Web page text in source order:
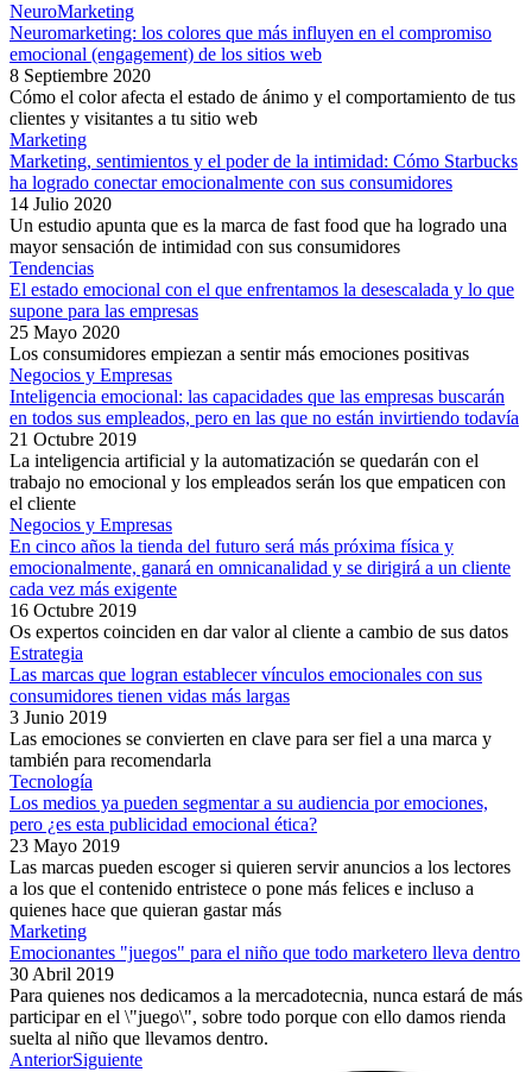
NeuroMarketing
Neuromarketing: los colores que más influyen en el compromiso
emocional (engagement) de los sitios web
8 Septiembre 2020
Cómo el color afecta el estado de ánimo y el comportamiento de tus
clientes y visitantes a tu sitio web
Marketing
Marketing, sentimientos y el poder de la intimidad: Cómo Starbucks
ha logrado conectar emocionalmente con sus consumidores
14 Julio 2020
Un estudio apunta que es la marca de fast food que ha logrado una
mayor sensación de intimidad con sus consumidores
Tendencias
El estado emocional con el que enfrentamos la desescalada y lo que
supone para las empresas
25 Mayo 2020
Los consumidores empiezan a sentir más emociones positivas
Negocios y Empresas
Inteligencia emocional: las capacidades que las empresas buscarán
en todos sus empleados, pero en las que no están invirtiendo todavía
21 Octubre 2019
La inteligencia artificial y la automatización se quedarán con el
trabajo no emocional y los empleados serán los que empaticen con
el cliente
Negocios y Empresas
En cinco años la tienda del futuro será más próxima física y
emocionalmente, ganará en omnicanalidad y se dirigirá a un cliente
cada vez más exigente
16 Octubre 2019
Os expertos coinciden en dar valor al cliente a cambio de sus datos
Estrategia
Las marcas que logran establecer vínculos emocionales con sus
consumidores tienen vidas más largas
3 Junio 2019
Las emociones se convierten en clave para ser fiel a una marca y
también para recomendarla
Tecnología
Los medios ya pueden segmentar a su audiencia por emociones,
pero ¿es esta publicidad emocional ética?
23 Mayo 2019
Las marcas pueden escoger si quieren servir anuncios a los lectores
a los que el contenido entristece o pone más felices e incluso a
quienes hace que quieran gastar más
Marketing
Emocionantes "juegos" para el niño que todo marketero lleva dentro
30 Abril 2019
Para quienes nos dedicamos a la mercadotecnia, nunca estará de más
participar en el \"juego\", sobre todo porque con ello damos rienda
suelta al niño que llevamos dentro.
AnteriorSiguiente